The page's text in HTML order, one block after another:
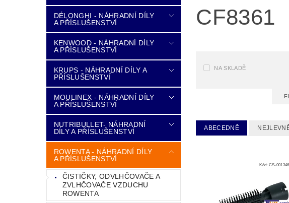
DÉLONGHI - NÁHRADNÍ DÍLY
A PŘÍSLUŠENSTVÍ
KENWOOD - NÁHRADNÍ DÍLY
A PŘÍSLUŠENSTVÍ
KRUPS - NÁHRADNÍ DÍLY A
PŘÍSLUŠENSTVÍ
MOULINEX - NÁHRADNÍ DÍLY
A PŘÍSLUŠENSTVÍ
NUTRIBULLET- NÁHRADNÍ
DÍLY A PŘÍSLUŠENSTVÍ
ROWENTA - NÁHRADNÍ DÍLY
A PŘÍSLUŠENSTVÍ
ČISTIČKY, ODVLHČOVAČE A
ZVLHČOVAČE VZDUCHU
ROWENTA
CF8361
NA SKLADĚ
ABECEDNĚ
Kód: CS-